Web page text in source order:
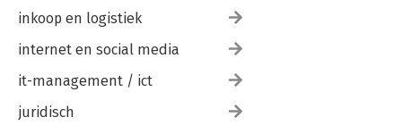
inkoop en logistiek
internet en social media
it-management / ict
juridisch